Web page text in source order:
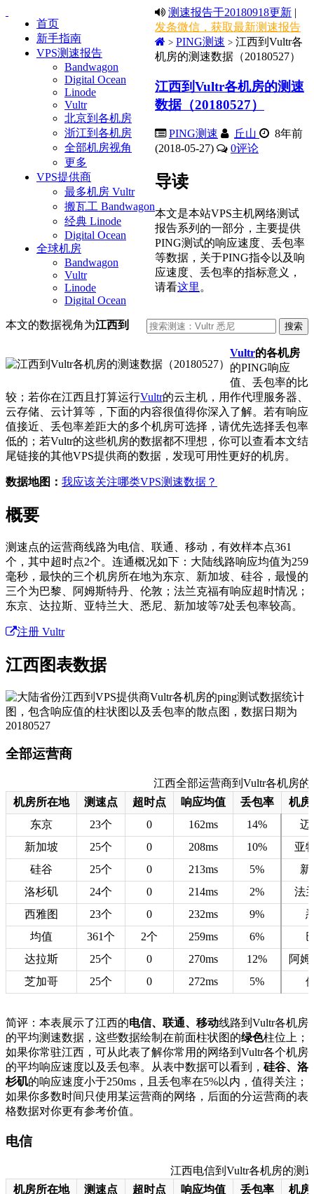
首页
新手指南
VPS测速报告
Bandwagon
Digital Ocean
Linode
Vultr
北京到各机房
浙江到各机房
全部机房视角
更多
VPS提供商
最多机房 Vultr
搬瓦工 Bandwagon
经典 Linode
Digital Ocean
全球机房
Bandwagon
Vultr
Linode
Digital Ocean
测速报告于20180918更新 |
发条微信，获取最新测速报告
> PING测速 > 江西到Vultr各
机房的测速数据（20180527）
江西到Vultr各机房的测速
数据（20180527）
PING测速 丘山
8年前
(2018-05-27)
0评论
导读
本文是本站VPS主机网络测试
报告系列的一部分，主要提供
PING测试的响应速度、丢包率
等数据，关于PING指令以及响
应速度、丢包率的指标意义，
请看这里 。
本文的数据视角为江西到
Vultr的各机房
的PING响应
值、丢包率的比
较；若你在江西且打算运行Vultr的云主机，用作代理服务器、
云存储、云计算等，下面的内容很值得你深入了解。若有响应
值接近、丢包率差距大的多个机房可选择，请优先选择丢包率
低的；若Vultr的这些机房的数据都不理想，你可以查看本文结
尾链接的其他VPS提供商的数据，发现可用性更好的机房。
数据地图： 我应该关注哪类VPS测速数据？
概要
测速点的运营商线路为电信、联通、移动，有效样本点361
个，其中超时点2个。连通概况如下：大陆线路响应均值为259
毫秒，最快的三个机房所在地为东京、新加坡、硅谷，最慢的
三个为巴黎、阿姆斯特丹、伦敦；法兰克福有响应超时情况；
东京、达拉斯、亚特兰大、悉尼、新加坡等7处丢包率较高。
注册 Vultr
江西图表数据
全部运营商
江西全部运营商到Vultr各机房的
机房所在地
测速点 超时点 响应均值 丢包率
机房
东京
23个 0 162ms 14%
迈
新加坡
25个 0 208ms 10%
亚
硅谷
25个 0 213ms 5%
新
洛杉矶
24个 0 214ms 2%
法
西雅图
23个 0 232ms 9%
均值
361个 2个 259ms 6%
达拉斯
25个 0 270ms 12%
阿
芝加哥
25个 0 272ms 5%
简评：本表展示了江西的电信、联通、移动线路到Vultr各机房
的平均测速数据，这些数据绘制在前面柱状图的绿色柱位上；
如果你常驻江西，可从此表了解你常用的网络到Vultr各个机房
的平均响应速度以及丢包率。从表中数据可以看到， 硅谷、洛
杉矶的响应速度小于250ms，且丢包率在5%以内，值得关注；
如果你多数时间只使用某运营商的网络，后面的分运营商的表
格数据对你更有参考价值。
电信
江西电信到Vultr各机房的测
机房所在地
测速点 超时点 响应均值 丢包率
机房